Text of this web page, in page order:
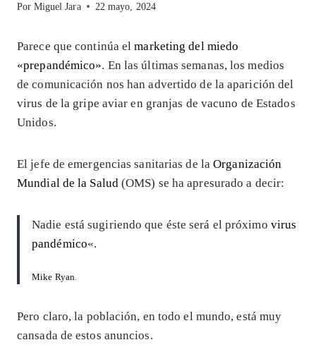
Por Miguel Jara 22 mayo, 2024
Parece que continúa elmarketing del miedo
«prepandémico». En las últimas semanas, los medios
de comunicación nos han advertido de la aparición del
virus de la gripe aviar en granjas de vacuno de Estados
Unidos.
El jefe de emergencias sanitarias de laOrganización
Mundial de la Salud (OMS) se ha apresurado a decir:
Nadie está sugiriendo que éste será el próximo virus
pandémico«.
Mike Ryan
Pero claro, la población, en todo el mundo, está muy
cansada de estos anuncios.